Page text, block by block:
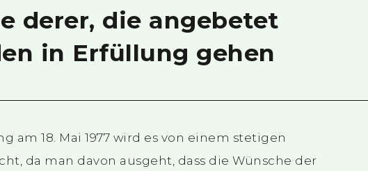
derer, die angebetet
in Erfüllung gehen
am 18. Mai 1977 wird es von einem stetigen
da man davon ausgeht, dass die Wünsche der